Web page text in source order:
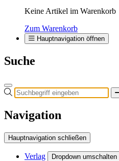
Keine Artikel im Warenkorb
Zum Warenkorb
Hauptnavigation öffnen
Suche
Navigation
Hauptnavigation schließen
Verlag Dropdown umschalten